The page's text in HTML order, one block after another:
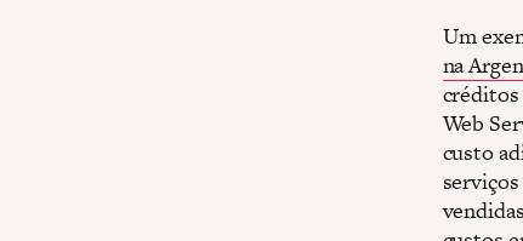
Um
na
créditos
Web
custo